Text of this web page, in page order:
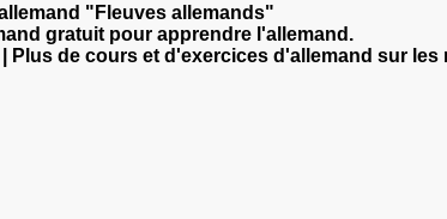
"Fleuves allemands"
gratuit pour apprendre l'allemand.
| Plus de cours et d'exercices d'allemand sur les